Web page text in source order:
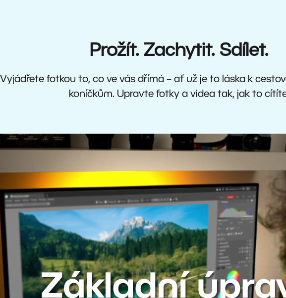
Prožít. Zachytit. Sdílet.
Vyjádřete fotkou to, co ve vás dřímá – ať už je to láska k
koníčkům. Upravte fotky a videa tak, jak to